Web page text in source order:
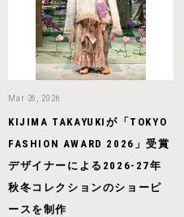
Mar 26, 2026
KIJIMA TAKAYUKIが「TOKYO
FASHION AWARD 2026」受賞
デザイナーによる2026-27年
秋冬コレクションのショーピ
ースを制作